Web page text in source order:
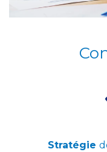
Stratégie